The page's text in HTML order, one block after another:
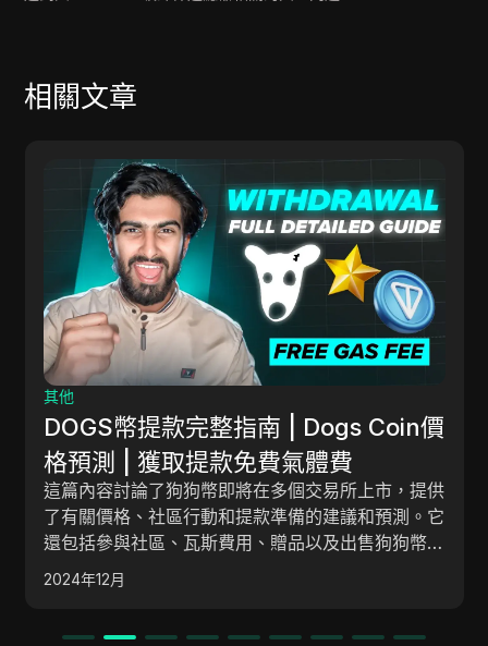
相關文章
其他
DOGS幣提款完整指南 | Dogs Coin價
格預測 | 獲取提款免費氣體費
這篇內容討論了狗狗幣即將在多個交易所上市，提供
了有關價格、社區行動和提款準備的建議和預測。它
還包括參與社區、瓦斯費用、贈品以及出售狗狗幣獲
利策略的詳細資訊。
2024年12月